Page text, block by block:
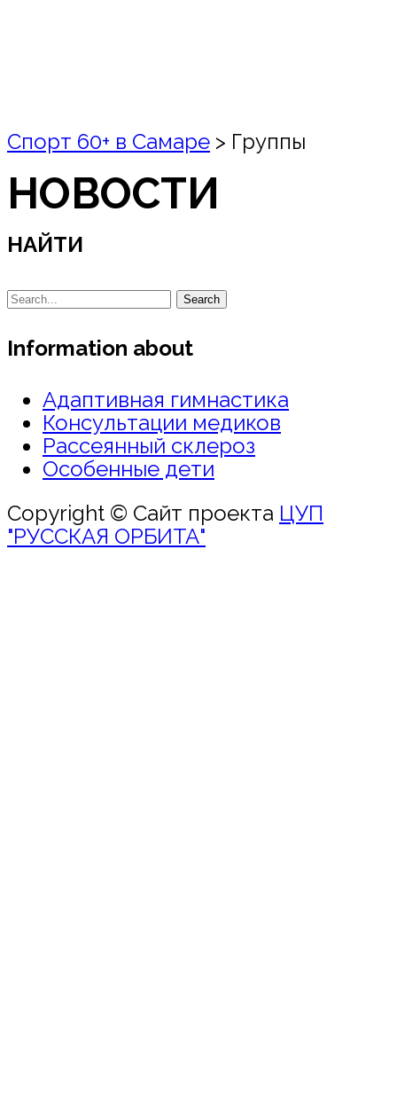
Спорт 60+ в Самаре > Группы
НОВОСТИ
НАЙТИ
Search
Information about
Адаптивная гимнастика
Консультации медиков
Рассеянный склероз
Особенные дети
Copyright © Сайт проекта ЦУП
"РУССКАЯ ОРБИТА"